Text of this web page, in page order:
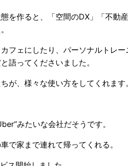
を作ると、「空間のDX」「不動
フェにしたり、パーソナルトレー
語ってくださいました。
が、様々な使い方をしてくれます。
みたいな会社だそうです。
で家まで連れて帰ってくれる。